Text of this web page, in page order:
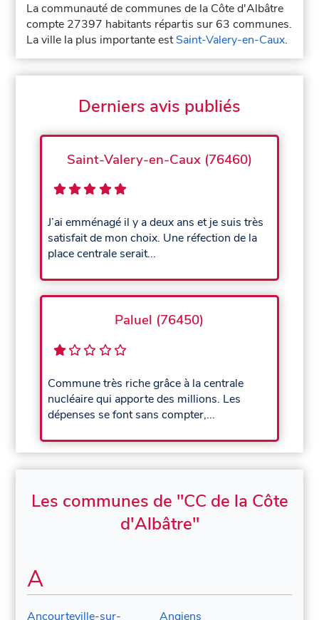
La communauté de communes de la Côte d'Albâtre
compte 27397 habitants répartis sur 63 communes.
La ville la plus importante estSaint-Valery-en-Caux.
Derniers avis publiés
Saint-Valery-en-Caux (76460)
J’ai emménagé il y a deux ans et je suis très
satisfait de mon choix. Une réfection de la
place centrale serait...
Paluel (76450)
Commune très riche grâce à la centrale
nucléaire qui apporte des millions. Les
dépenses se font sans compter,...
Les communes de "CC de la Côte
d'Albâtre"
A
Ancourteville-sur- Angiens